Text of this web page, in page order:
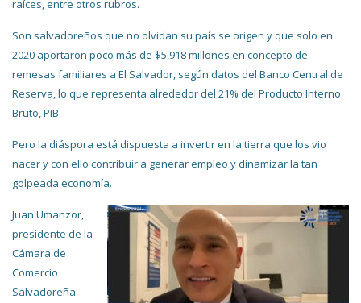
raíces, entre otros rubros.
Son salvadoreños que no olvidan su país se origen y que solo en
2020 aportaron poco más de $5,918 millones en concepto de
remesas familiares a El Salvador, según datos del Banco Central de
Reserva, lo que representa alrededor del 21% del Producto Interno
Bruto, PIB.
Pero la diáspora está dispuesta a invertir en la tierra que los vio
nacer y con ello contribuir a generar empleo y dinamizar la tan
golpeada economía.
Juan Umanzor,
presidente de la
Cámara de
Comercio
Salvadoreña